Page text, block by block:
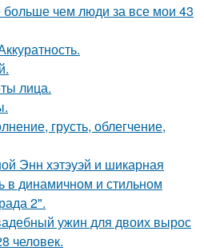
чем люди за все мои 43
лица.
грусть, облегчение,
Энн хэтэуэй и шикарная
в динамичном и стильном
2".
ужин для двоих вырос
человек.